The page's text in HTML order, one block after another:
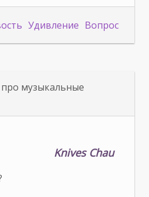
Удивление Вопрос
музыкальные
Knives Chau